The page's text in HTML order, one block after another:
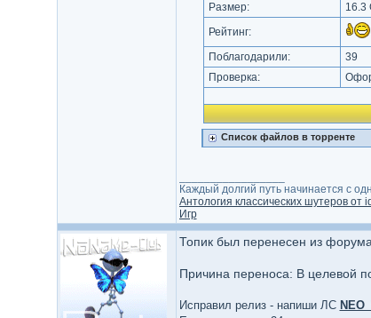
Размер:
16.3
Рейтинг:
Поблагодарили:
39
Проверка:
Список файлов в торренте
Каждый долгий путь начинается с
Антология классических шутеров от
Игр
Топик был перенесен из форума
Причина переноса: В целевой
Исправил релиз - напиши ЛС